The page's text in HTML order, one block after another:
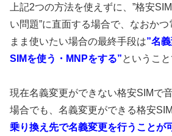
上記2つの方法を使えずに、”格安
い問題”に直面する場合で、なおか
まま使いたい場合の最終手段は”名
SIMを使う・MNPをする”ということ
現在名義変更ができない格安SIMで
場合でも、名義変更ができる格安
乗り換え先で名義変更を行うことが